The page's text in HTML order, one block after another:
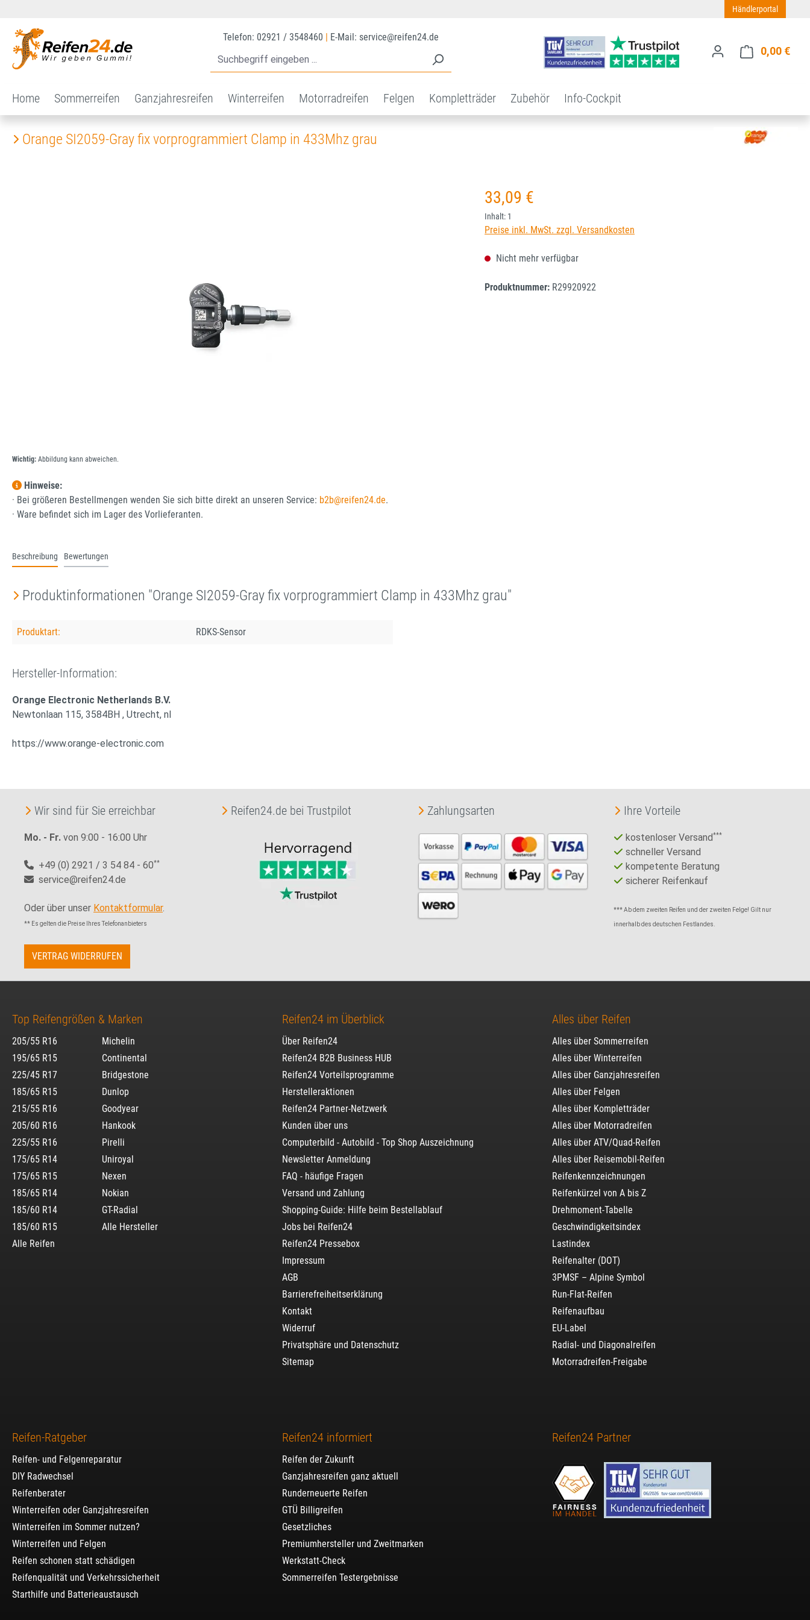
Händlerportal
Telefon: 02921 / 3548460 E-Mail: service@reifen24.de
0,00 €
Home Sommerreifen Ganzjahresreifen Winterreifen Motorradreifen Felgen Kompletträder Zubehör Info-Cockpit
Orange SI2059-Gray fix vorprogrammiert Clamp in 433Mhz grau
Wichtig: Abbildung kann abweichen.
Hinweise:
· Bei größeren Bestellmengen wenden Sie sich bitte direkt an unseren Service: b2b@reifen24.de.
· Ware befindet sich im Lager des Vorlieferanten.
Regulärer Preis:
33,09 €
Inhalt: 1
Preise inkl. MwSt. zzgl. Versandkosten
Nicht mehr verfügbar
Produktnummer: R29920922
Beschreibung Bewertungen
Produktinformationen "Orange SI2059-Gray fix vorprogrammiert Clamp in 433Mhz grau"
Produktart: RDKS-Sensor
Hersteller-Information:
Orange Electronic Netherlands B.V.
Newtonlaan 115, 3584BH , Utrecht, nl
https://www.orange-electronic.com
Wir sind für Sie erreichbar
Mo. - Fr. von 9:00 - 16:00 Uhr
+49 (0) 2921 / 3 54 84 - 60**
service@reifen24.de
Oder über unser Kontaktformular.
** Es gelten die Preise Ihres Telefonanbieters
VERTRAG WIDERRUFEN
Reifen24.de bei Trustpilot Zahlungsarten Ihre Vorteile
kostenloser Versand***
schneller Versand
kompetente Beratung
sicherer Reifenkauf
*** Ab dem zweiten Reifen und der zweiten Felge! Gilt nur
innerhalb des deutschen Festlandes.
Top Reifengrößen & Marken
205/55 R16
195/65 R15
225/45 R17
185/65 R15
215/55 R16
205/60 R16
225/55 R16
175/65 R14
175/65 R15
185/65 R14
185/60 R14
185/60 R15
Alle Reifen
Michelin
Continental
Bridgestone
Dunlop
Goodyear
Hankook
Pirelli
Uniroyal
Nexen
Nokian
GT-Radial
Alle Hersteller
Reifen24 im Überblick
Über Reifen24
Reifen24 B2B Business HUB
Reifen24 Vorteilsprogramme
Herstelleraktionen
Reifen24 Partner-Netzwerk
Kunden über uns
Computerbild - Autobild - Top Shop Auszeichnung
Newsletter Anmeldung
FAQ - häufige Fragen
Versand und Zahlung
Shopping-Guide: Hilfe beim Bestellablauf
Jobs bei Reifen24
Reifen24 Pressebox
Impressum
AGB
Barrierefreiheitserklärung
Kontakt
Widerruf
Privatsphäre und Datenschutz
Sitemap
Alles über Reifen
Alles über Sommerreifen
Alles über Winterreifen
Alles über Ganzjahresreifen
Alles über Felgen
Alles über Kompletträder
Alles über Motorradreifen
Alles über ATV/Quad-Reifen
Alles über Reisemobil-Reifen
Reifenkennzeichnungen
Reifenkürzel von A bis Z
Drehmoment-Tabelle
Geschwindigkeitsindex
Lastindex
Reifenalter (DOT)
3PMSF – Alpine Symbol
Run-Flat-Reifen
Reifenaufbau
EU-Label
Radial- und Diagonalreifen
Motorradreifen-Freigabe
Reifen-Ratgeber
Reifen- und Felgenreparatur
DIY Radwechsel
Reifenberater
Winterreifen oder Ganzjahresreifen
Winterreifen im Sommer nutzen?
Winterreifen und Felgen
Reifen schonen statt schädigen
Reifenqualität und Verkehrssicherheit
Starthilfe und Batterieaustausch
Reifen24 informiert
Reifen der Zukunft
Ganzjahresreifen ganz aktuell
Runderneuerte Reifen
GTÜ Billigreifen
Gesetzliches
Premiumhersteller und Zweitmarken
Werkstatt-Check
Sommerreifen Testergebnisse
Reifen24 Partner